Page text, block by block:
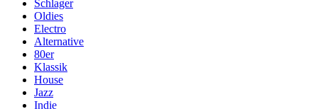
Schlager
Oldies
Electro
Alternative
80er
Klassik
House
Jazz
Indie